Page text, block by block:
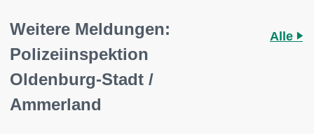
Weitere Meldungen:
Polizeiinspektion
Oldenburg-Stadt /
Ammerland
Alle